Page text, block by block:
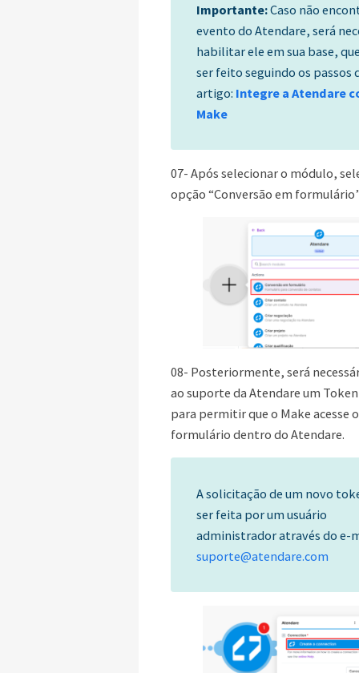
Importante:Caso não
evento do Atendare, será
habilitar ele em sua base,
ser feito seguindo os passos
artigo: Integre a Atendare
Make
07- Após selecionar o módulo,
opção “Conversão em
08- Posteriormente, será
ao suporte da Atendare um Token
para permitir que o Make acesse
formulário dentro do Atendare.
A solicitação de um novo
ser feita por um usuário
administrador através do e-
suporte@atendare.com